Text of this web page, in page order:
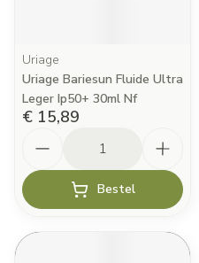
Uriage
Uriage Bariesun Fluide Ultra
Leger Ip50+ 30ml Nf
€ 15,89
Bestel